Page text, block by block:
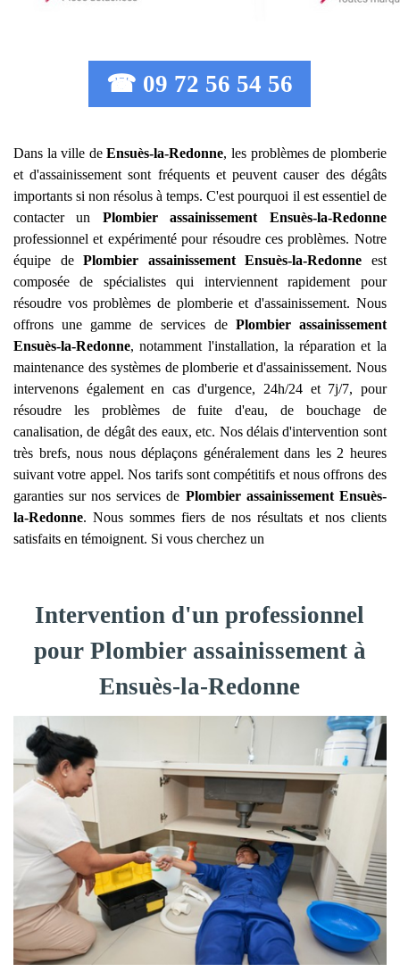
☎ 09 72 56 54 56
Dans la ville deEnsuès-la-Redonne, les problèmes de plomberie
et d'assainissement sont fréquents et peuvent causer des dégâts
importants si non résolus à temps. C'est pourquoi il est essentiel de
contacter un Plombier assainissement
Ensuès-la-Redonne
professionnel et expérimenté pour résoudre ces problèmes. Notre
équipe dePlombier assainissement Ensuès-la-Redonne est
composée de spécialistes qui interviennent rapidement pour
résoudre vos problèmes de plomberie et d'assainissement. Nous
offrons une gamme de services de Plombier assainissement
Ensuès-la-Redonne, notamment l'installation, la réparation et la
maintenance des systèmes de plomberie et d'assainissement. Nous
intervenons également en cas d'urgence, 24h/24 et 7j/7, pour
résoudre les problèmes de fuite d'eau, de bouchage de
canalisation, de dégât des eaux, etc. Nos délais d'intervention sont
très brefs, nous nous déplaçons généralement dans les 2 heures
suivant votre appel. Nos tarifs sont compétitifs et nous offrons des
garanties sur nos services de Plombier assainissement Ensuès-
la-Redonne. Nous sommes fiers de nos résultats et nos clients
satisfaits en témoignent. Si vous cherchez un
Intervention d'un professionnel
pour Plombier assainissement à
Ensuès-la-Redonne